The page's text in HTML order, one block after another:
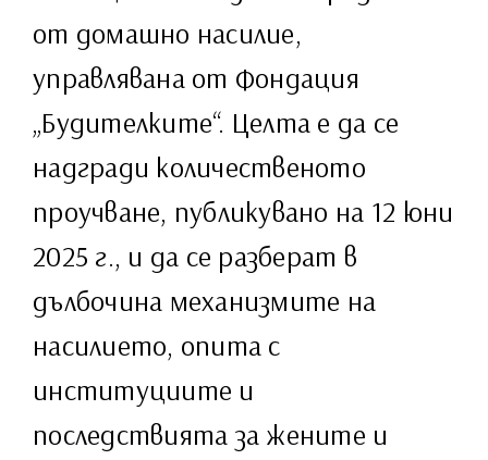
от домашно насилие,
управлявана от Фондация
„Будителките“. Целта е да се
надгради количественото
проучване, публикувано на 12 юни
2025 г., и да се разберат в
дълбочина механизмите на
насилието, опита с
институциите и
последствията за жените и